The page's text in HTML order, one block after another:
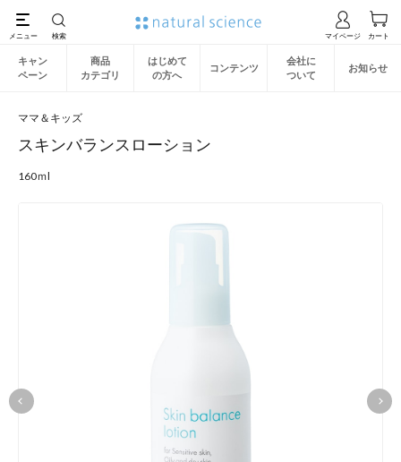
キャン
ペーン
商品
カテゴリ
はじめて
の方へ
コンテンツ
会社に
ついて
お知らせ
ママ＆キッズ
スキンバランスローション
160ｍl